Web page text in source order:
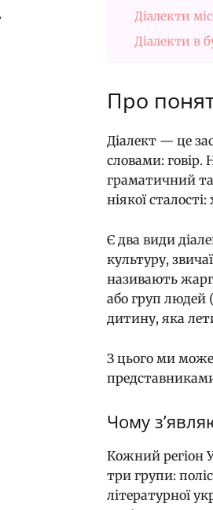
Діалекти
Діалекти в
Про
Діалект — це
словами: говір.
граматичний
ніякої
Є два види
культуру,
називають
або груп людей
дитину, яка
З цього ми
Чому
Кожний регіон
три групи:
літературної